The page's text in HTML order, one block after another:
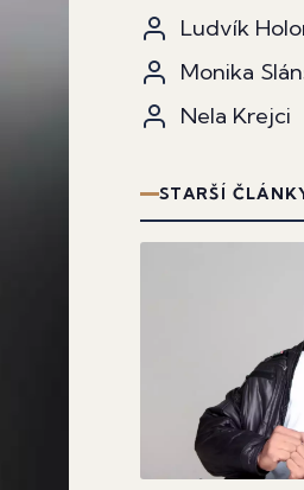
Ludvík
Monika
Nela Krejci
STARŠÍ